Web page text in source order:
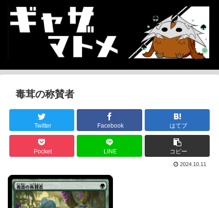
毒茸の称賛者
Twitter Facebook はてブ
Pocket LINE コピー
2024.10.11